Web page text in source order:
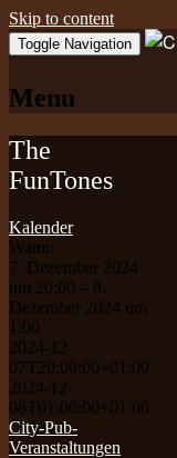
Skip to content
Toggle Navigation
Menu
The
FunTones
Kalender
Wann:
7. Dezember 2024
um 20:00 – 8.
Dezember 2024 um
1:00
2024-12-
07T20:00:00+01:00
2024-12-
08T01:00:00+01:00
City-Pub-
Veranstaltungen